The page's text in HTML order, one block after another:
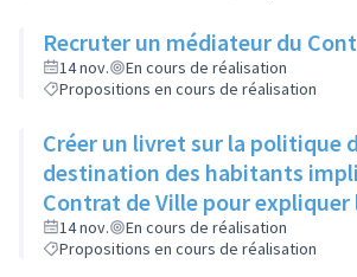
Recruter un médiateur du
14 nov.
En cours de réalisation
Propositions en cours de réalisation
Créer un livret sur la politique
destination des habitants
Contrat de Ville pour expliquer
dispositifs, les termes
abréviations et les projets
14 nov.
En cours de réalisation
Propositions en cours de réalisation